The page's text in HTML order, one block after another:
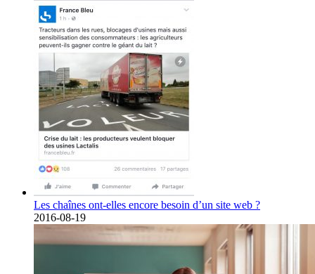
Les chaînes ont-elles encore besoin d’un site web ?
2016-08-19